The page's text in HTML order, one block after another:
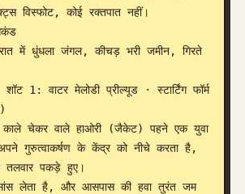
विस्फोट, कोई रक्तपात नहीं।
रात में धुंधला जंगल, कीचड़ भरी जमीन, गिरते
1: वाटर मेलोडी प्रील्यूड · स्टार्टिंग फॉर्म
चेकर वाले हाओरी (जैकेट) पहने एक युवा
गुरुत्वाकर्षण के केंद्र को नीचे करता है,
तलवार पकड़े हुए।
लेता है, और आसपास की हवा तुरंत जम